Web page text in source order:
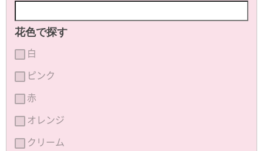
花色で探す
白
ピンク
赤
オレンジ
クリーム